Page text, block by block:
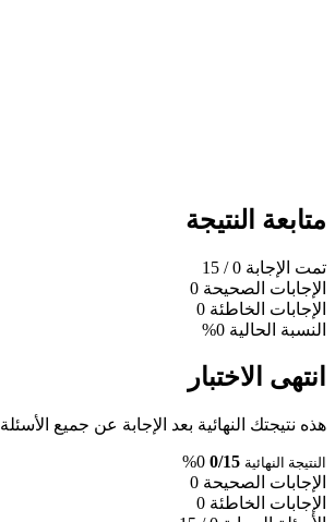
متابعة النتيجة
تمت الإجابة 0
/ 15
الإجابات الصحيحة 0
الإجابات الخاطئة 0
النسبة الحالية 0%
انتهى الاختبار
هذه نتيجتك النهائية بعد الإجابة عن جميع الأسئلة.
النتيجة النهائية 0/15
0%
الإجابات الصحيحة 0
الإجابات الخاطئة 0